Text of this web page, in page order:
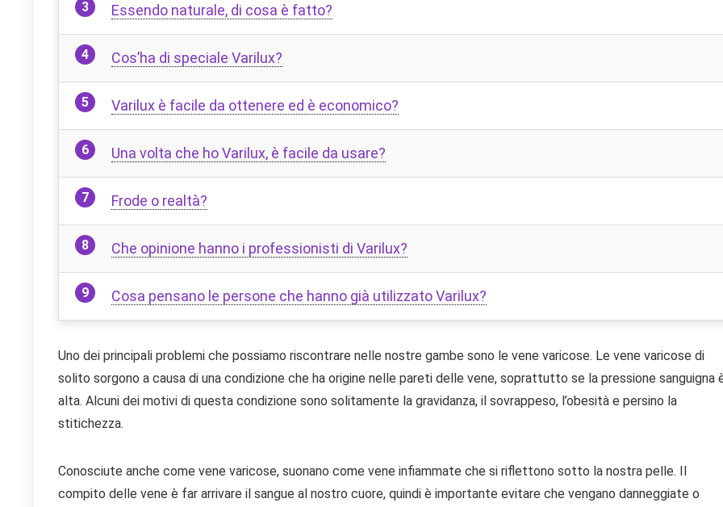
Essendo naturale, di cosa è fatto?
Cos’ha di speciale Varilux?
Varilux è facile da ottenere ed è economico?
Una volta che ho Varilux, è facile da usare?
Frode o realtà?
Che opinione hanno i professionisti di Varilux?
Cosa pensano le persone che hanno già utilizzato Varilux?
Uno dei principali problemi che possiamo riscontrare nelle nostre gambe sono le vene varicose. Le vene varicose di
solito sorgono a causa di una condizione che ha origine nelle pareti delle vene, soprattutto se la pressione sanguigna
alta. Alcuni dei motivi di questa condizione sono solitamente la gravidanza, il sovrappeso, l’obesità e persino la
stitichezza.
Conosciute anche come vene varicose, suonano come vene infiammate che si riflettono sotto la nostra pelle. Il
compito delle vene è far arrivare il sangue al nostro cuore, quindi è importante evitare che vengano danneggiate o